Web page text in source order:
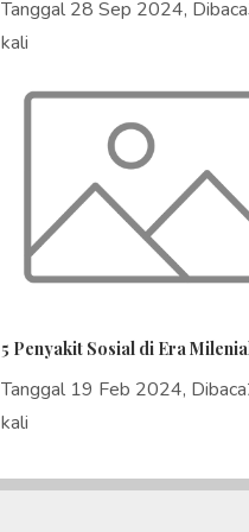
Tanggal 28 Sep 2024,
kali
5 Penyakit Sosial di Era
Tanggal 19 Feb 2024,
kali